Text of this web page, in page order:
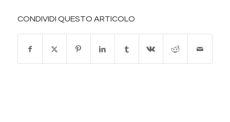
CONDIVIDI QUESTO ARTICOLO